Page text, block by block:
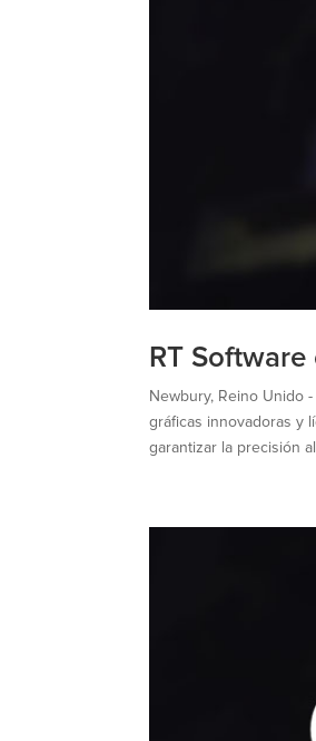
RT
Newbury, Reino Unido
gráficas innovadoras y
garantizar la precisión